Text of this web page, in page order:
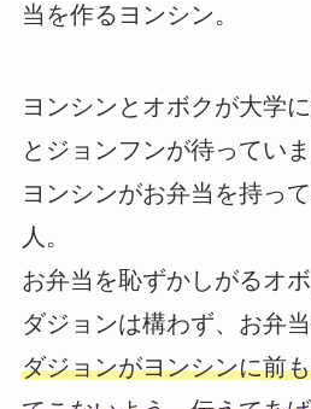
当を作るヨンシン。
ヨンシンとオボクが大学
とジョンフンが待っていま
ヨンシンがお弁当を持っ
人。
お弁当を恥ずかしがるオ
ダジョンは構わず、お弁当
ダジョンがヨンシンに前